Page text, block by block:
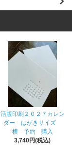
活版印刷２０２７カレン
ダー はがきサイズ
横 予約 購入
3,740円(税込)